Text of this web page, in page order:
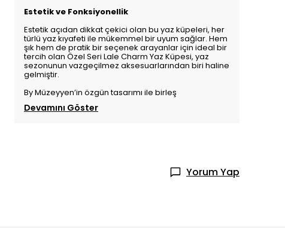
Estetik ve Fonksiyonellik
Estetik açıdan dikkat çekici olan bu yaz küpeleri, her
türlü yaz kıyafeti ile mükemmel bir uyum sağlar. Hem
şık hem de pratik bir seçenek arayanlar için ideal bir
tercih olan Özel Seri Lale Charm Yaz Küpesi, yaz
sezonunun vazgeçilmez aksesuarlarından biri haline
gelmiştir.
By Müzeyyen’in özgün tasarımı ile birleş
Devamını Göster
Yorum Yap